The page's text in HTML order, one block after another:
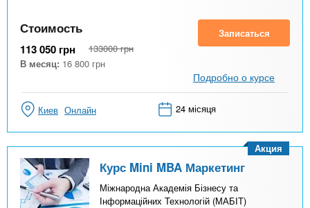
Стоимость
113 050 грн 133000 грн
В месяц: 16 800 грн
Записаться
Подробно о курсе
Киев Онлайн 24 місяця
Курс Mini MBA Маркетинг
Міжнародна Академія Бізнесу та
Інформаційних Технологій (МАБІТ)
Акция